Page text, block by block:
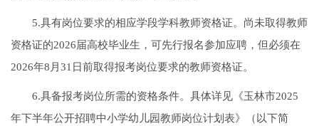
5.具有岗位要求的相应学段学科教师资格证。尚未取得教师
资格证的2026届高校毕业生，可先行报名参加应聘，但必须在
2026年8月31日前取得报考岗位要求的教师资格证。
6.具备报考岗位所需的资格条件。具体详见《玉林市2025
年下半年公开招聘中小学幼儿园教师岗位计划表》（以下简